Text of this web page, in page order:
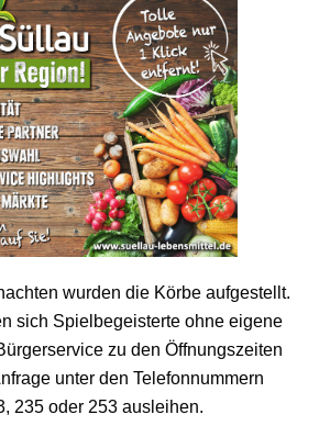
wurden die Körbe aufgestellt.
sich Spielbegeisterte ohne eigene
zu den Öffnungszeiten
unter den Telefonnummern
235 oder 253 ausleihen.